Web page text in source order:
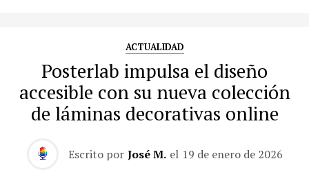
ACTUALIDAD
Posterlab impulsa el diseño
accesible con su nueva colección
de láminas decorativas online
Escrito por José M. el 19 de enero de 2026